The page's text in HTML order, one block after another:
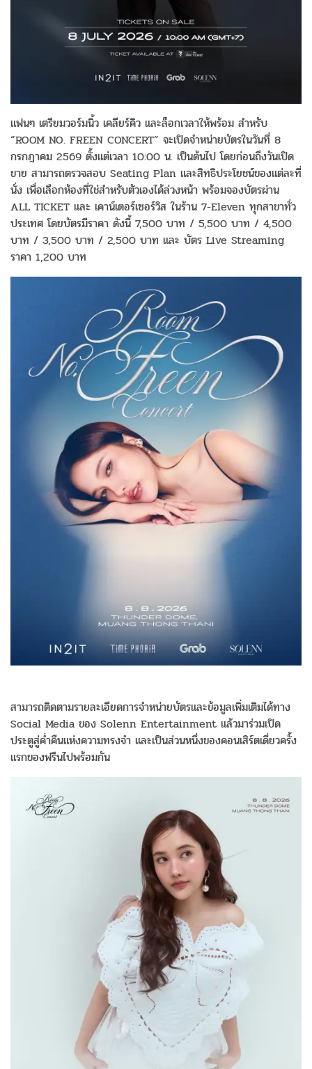
แฟนๆ เตรียมวอร์มนิ้ว เคลียร์คิว และล็อกเวลาให้พร้อม สำหรับ
“ROOM NO. FREEN CONCERT” จะเปิดจำหน่ายบัตรในวันที่ 8
กรกฎาคม 2569 ตั้งแต่เวลา 10:00 น. เป็นต้นไป โดยก่อนถึงวันเปิด
ขาย สามารถตรวจสอบ Seating Plan และสิทธิประโยชน์ของแต่ละที่
นั่ง เพื่อเลือกห้องที่ใช่สำหรับตัวเองได้ล่วงหน้า พร้อมจองบัตรผ่าน
ALL TICKET และ เคาน์เตอร์เซอร์วิส ในร้าน 7-Eleven ทุกสาขาทั่ว
ประเทศ โดยบัตรมีราคา ดังนี้ 7,500 บาท / 5,500 บาท / 4,500
บาท / 3,500 บาท / 2,500 บาท และ บัตร Live Streaming
ราคา 1,200 บาท
สามารถติดตามรายละเอียดการจำหน่ายบัตรและข้อมูลเพิ่มเติมได้ทาง
Social Media ของ Solenn Entertainment แล้วมาร่วมเปิด
ประตูสู่ค่ำคืนแห่งความทรงจำ และเป็นส่วนหนึ่งของคอนเสิร์ตเดี่ยวครั้ง
แรกของฟรีนไปพร้อมกัน